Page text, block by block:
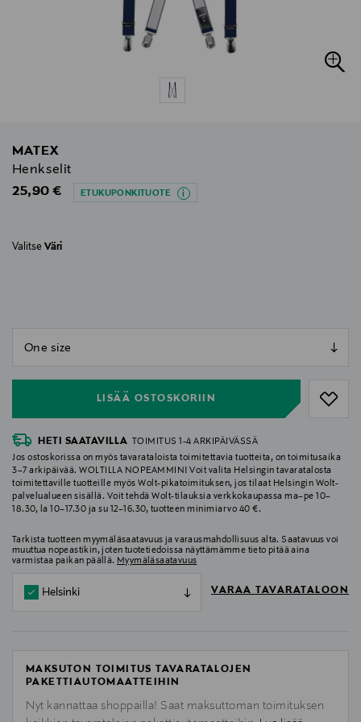
MATEX
Henkselit
Original Price
25,90 € ETUKUPONKITUOTE
Valitse Väri
LISÄÄ OSTOSKORIIN
HETI SAATAVILLA
TOIMITUS 1-4 ARKIPÄIVÄSSÄ
Jos ostoskorissa on myös tavarataloista toimitettavia tuotteita, on toimitusaika
3–7 arkipäivää. WOLTILLA NOPEAMMIN! Voit valita Helsingin tavaratalosta
toimitettaville tuotteille myös Wolt-pikatoimituksen, jos tilaat Helsingin Wolt-
palvelualueen sisällä. Voit tehdä Wolt-tilauksia verkkokaupassa ma–pe 10–
18.30, la 10–17.30 ja su 12–16.30, tuotteen minimiarvo 40 €.
Tarkista tuotteen myymäläsaatavuus ja varausmahdollisuus alta. Saatavuus voi
muuttua nopeastikin, joten tuotetiedoissa näyttämämme tieto pitää aina
varmistaa paikan päällä. Myymäläsaatavuus
Helsinki VARAA TAVARATALOON
MAKSUTON TOIMITUS TAVARATALOJEN
PAKETTIAUTOMAATTEIHIN
Nyt kannattaa shoppailla! Saat maksuttoman toimituksen